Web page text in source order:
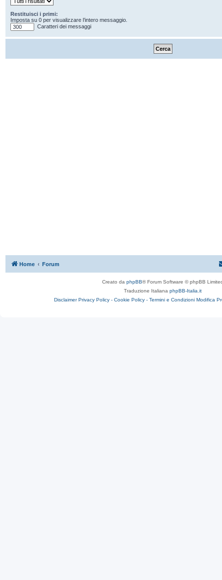
Restituisci i primi:
Imposta su 0 per visualizzare l’intero messaggio.
Caratteri dei messaggi
Home Forum
Creato da phpBB® Forum Software © phpBB
Traduzione Italiana phpBB-Italia.it
Disclaimer Privacy Policy - Cookie Policy - Termini e Condizioni Modifica